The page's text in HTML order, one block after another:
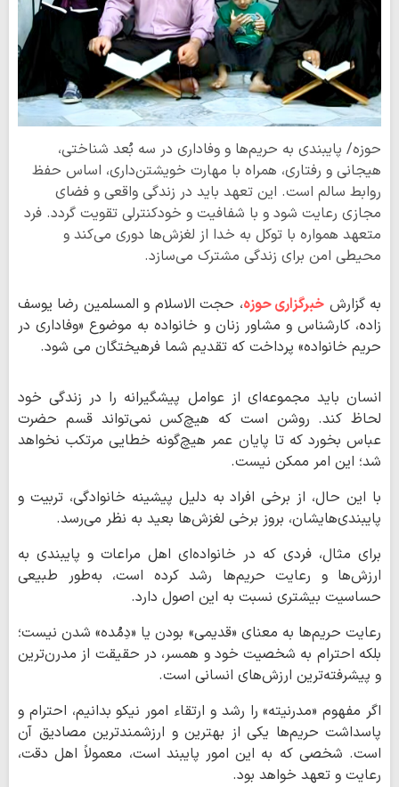
حوزه/ پایبندی به حریم‌ها و وفاداری در سه بُعد شناختی،
هیجانی و رفتاری، همراه با مهارت خویشتن‌داری، اساس حفظ
روابط سالم است. این تعهد باید در زندگی واقعی و فضای
مجازی رعایت شود و با شفافیت و خودکنترلی تقویت گردد. فرد
متعهد همواره با توکل به خدا از لغزش‌ها دوری می‌کند و
محیطی امن برای زندگی مشترک می‌سازد.
به گزارش خبرگزاری حوزه، حجت الاسلام و المسلمین رضا یوسف
زاده، کارشناس و مشاور زنان و خانواده به موضوع «وفاداری در
حریم خانواده» پرداخت که تقدیم شما فرهیختگان می شود.
انسان باید مجموعه‌ای از عوامل پیشگیرانه را در زندگی خود
لحاظ کند. روشن است که هیچ‌کس نمی‌تواند قسم حضرت
عباس بخورد که تا پایان عمر هیچ‌گونه خطایی مرتکب نخواهد
شد؛ این امر ممکن نیست.
با این حال، از برخی افراد به دلیل پیشینه خانوادگی، تربیت و
پایبندی‌هایشان، بروز برخی لغزش‌ها بعید به نظر می‌رسد.
برای مثال، فردی که در خانواده‌ای اهل مراعات و پایبندی به
ارزش‌ها و رعایت حریم‌ها رشد کرده است، به‌طور طبیعی
حساسیت بیشتری نسبت به این اصول دارد.
رعایت حریم‌ها به معنای «قدیمی» بودن یا «دِمُده» شدن نیست؛
بلکه احترام به شخصیت خود و همسر، در حقیقت از مدرن‌ترین
و پیشرفته‌ترین ارزش‌های انسانی است.
اگر مفهوم «مدرنیته» را رشد و ارتقاء امور نیکو بدانیم، احترام و
پاسداشت حریم‌ها یکی از بهترین و ارزشمندترین مصادیق آن
است. شخصی که به این امور پایبند است، معمولاً اهل دقت،
رعایت و تعهد خواهد بود.